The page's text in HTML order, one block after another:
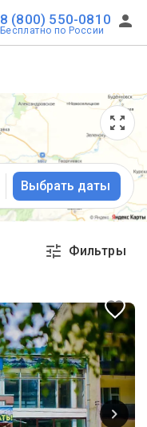
8 (800) 550-0810
Бесплатно по России
Выбрать даты
Фильтры